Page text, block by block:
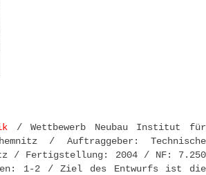
/ Wettbewerb Neubau Institut für
/ Auftraggeber: Technische
/ Fertigstellung: 2004 / NF: 7.250
1-2 / Ziel des Entwurfs ist die